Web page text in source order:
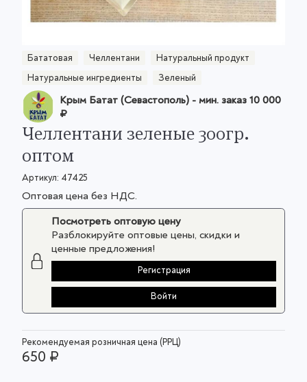
Бататовая Челлентани
Натуральный продукт
Натуральные ингредиенты
Зеленый
Крым Батат (Севастополь)- мин. заказ10 000
₽
Челлентани зеленые 300гр.
оптом
Артикул: 47425
Оптовая цена без НДС.
Посмотреть оптовую цену
Разблокируйте оптовые цены, скидки и
ценные предложения!
Регистрация
Войти
Рекомендуемая розничная цена (РРЦ)
650 ₽